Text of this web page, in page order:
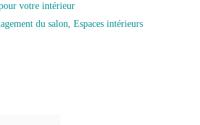
votre intérieur
du salon, Espaces intérieurs